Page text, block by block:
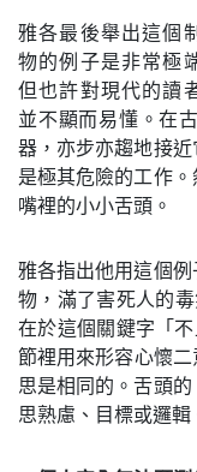
雅各最後舉出這個
物的例子是非常極
但也許對現代的讀
並不顯而易懂。在
器，亦步亦趨地接
是極其危險的工作
嘴裡的小小舌頭。
雅各指出他用這個
物，滿了害死人的
在於這個關鍵字「
節裡用來形容心懷
思是相同的。舌頭
思熟慮、目標或邏輯